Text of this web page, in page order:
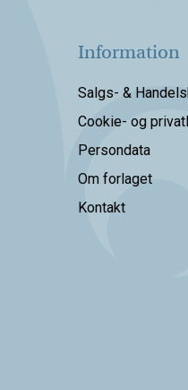
Information
Salgs- &
Cookie- og
Persondata
Om forlaget
Kontakt